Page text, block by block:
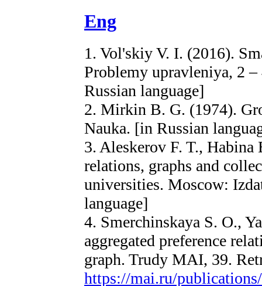
Eng
1. Vol'skiy V. I. (2016).
Problemy upravleniya, 2
Russian language]
2. Mirkin B. G. (1974).
Nauka. [in Russian
3. Aleskerov F. T.,
relations, graphs and
universities. Moscow:
language]
4. Smerchinskaya S. O.,
aggregated preference
graph. Trudy MAI, 39.
https://mai.ru/